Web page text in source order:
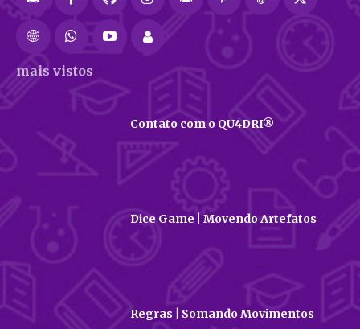
mais vistos
Contato com o QU4DRI®
Dice Game | Movendo Artefatos
Regras | Somando Movimentos